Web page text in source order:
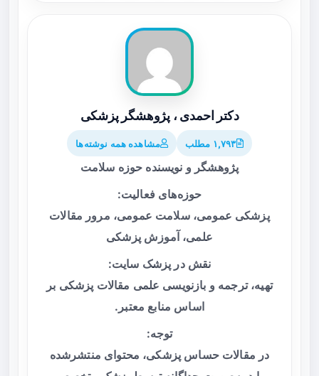
دکتر احمدی ، پژوهشگر پزشکی
۱,۷۹۳ مطلب مشاهده همه نوشته‌ها
پژوهشگر و نویسنده حوزه سلامت
حوزه‌های فعالیت:
پزشکی عمومی، سلامت عمومی، مرور مقالات
علمی، آموزش پزشکی
نقش در پزشک سایت:
تهیه، ترجمه و بازنویسی علمی مقالات پزشکی بر
اساس منابع معتبر.
توجه:
در مقالات حساس پزشکی، محتوای منتشرشده